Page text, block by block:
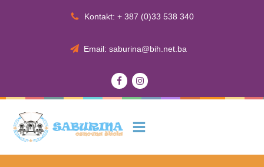
Kontakt: + 387 (0)33 538 340
Email: saburina@bih.net.ba